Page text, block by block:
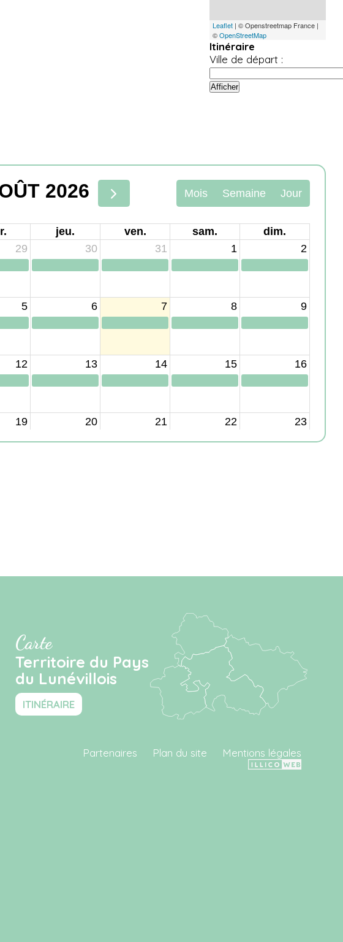
Leaflet | © Openstreetmap France |
©OpenStreetMap
Itinéraire
Ville de départ :
Carte
Territoire du Pays
du Lunévillois
ITINÉRAIRE
Partenaires Plan du site Mentions légales